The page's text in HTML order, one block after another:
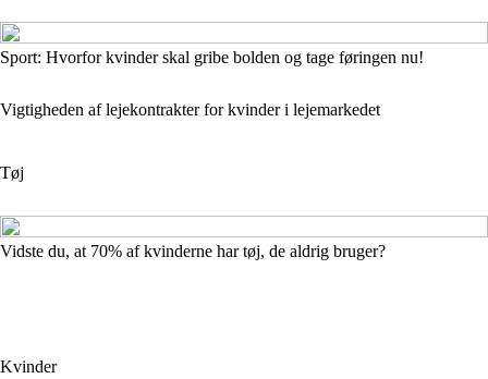
Sport: Hvorfor kvinder skal gribe bolden og tage føringen nu!
Vigtigheden af lejekontrakter for kvinder i lejemarkedet
Tøj
Vidste du, at 70% af kvinderne har tøj, de aldrig bruger?
Kvinder